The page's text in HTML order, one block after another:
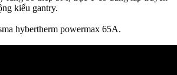
kiểu gantry.
hybertherm powermax 65A.